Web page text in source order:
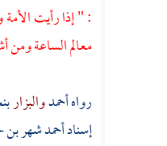
: " إذا رأيت
معالم الساعة ومن
رواهأحمدوالبزار
إسنادأحمد شهر